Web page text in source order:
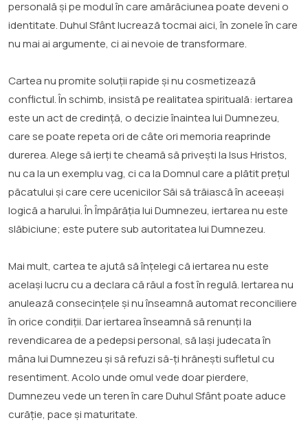
personală și pe modul în care amărăciunea poate deveni o
identitate. Duhul Sfânt lucrează tocmai aici, în zonele în care
nu mai ai argumente, ci ai nevoie de transformare.
Cartea nu promite soluții rapide și nu cosmetizează
conflictul. În schimb, insistă pe realitatea spirituală: iertarea
este un act de credință, o decizie înaintea lui Dumnezeu,
care se poate repeta ori de câte ori memoria reaprinde
durerea. Alege să ierți te cheamă să privești la Isus Hristos,
nu ca la un exemplu vag, ci ca la Domnul care a plătit prețul
păcatului și care cere ucenicilor Săi să trăiască în aceeași
logică a harului. În Împărăția lui Dumnezeu, iertarea nu este
slăbiciune; este putere sub autoritatea lui Dumnezeu.
Mai mult, cartea te ajută să înțelegi că iertarea nu este
același lucru cu a declara că răul a fost în regulă. Iertarea nu
anulează consecințele și nu înseamnă automat reconciliere
în orice condiții. Dar iertarea înseamnă să renunți la
revendicarea de a pedepsi personal, să lași judecata în
mâna lui Dumnezeu și să refuzi să-ți hrănești sufletul cu
resentiment. Acolo unde omul vede doar pierdere,
Dumnezeu vede un teren în care Duhul Sfânt poate aduce
curăție, pace și maturitate.